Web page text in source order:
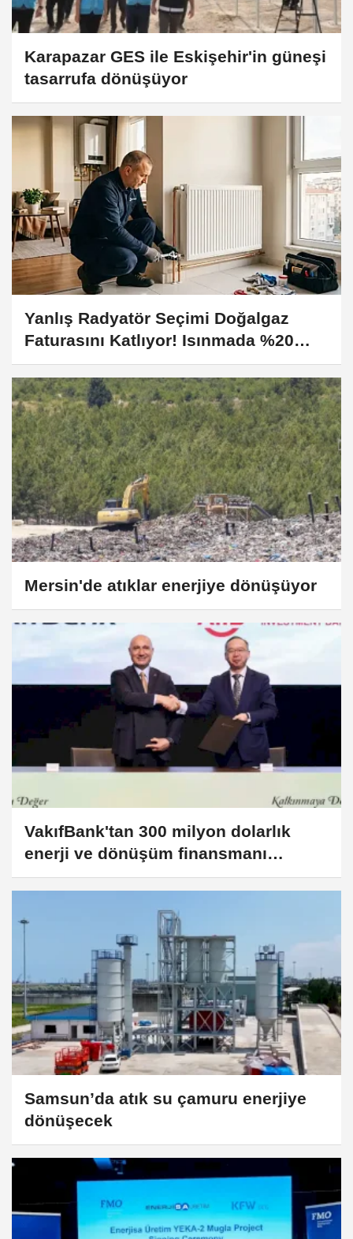
Karapazar GES ile Eskişehir'in güneşi
tasarrufa dönüşüyor
Yanlış Radyatör Seçimi Doğalgaz
Faturasını Katlıyor! Isınmada %20
Tasarrufun Sırrı Açıklandı
Mersin'de atıklar enerjiye dönüşüyor
VakıfBank'tan 300 milyon dolarlık
enerji ve dönüşüm finansmanı
hamlesi
Samsun’da atık su çamuru enerjiye
dönüşecek